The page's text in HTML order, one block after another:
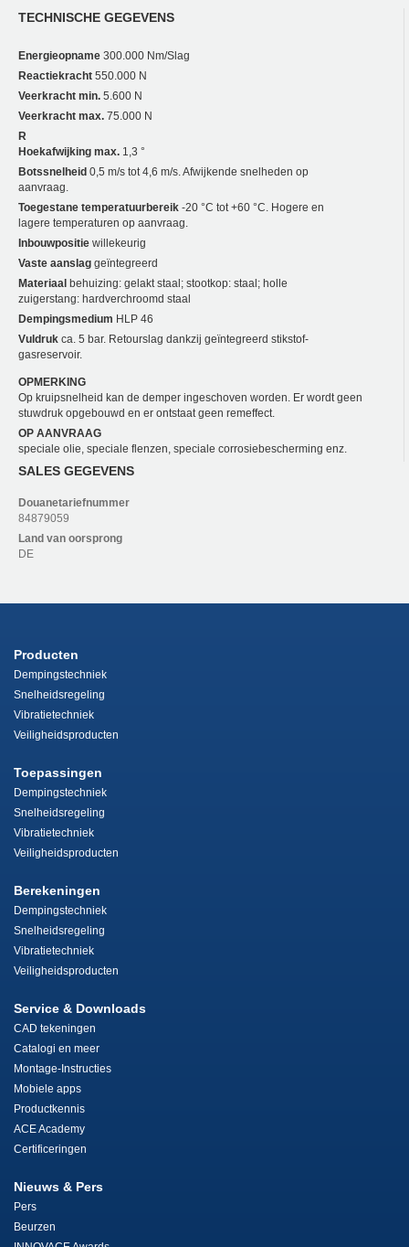
TECHNISCHE GEGEVENS
Energieopname 300.000 Nm/Slag
Reactiekracht 550.000 N
Veerkracht min. 5.600 N
Veerkracht max. 75.000 N
R
Hoekafwijking max. 1,3 °
Botssnelheid 0,5 m/s tot 4,6 m/s. Afwijkende snelheden op
aanvraag.
Toegestane temperatuurbereik -20 °C tot +60 °C. Hogere en
lagere temperaturen op aanvraag.
Inbouwpositie willekeurig
Vaste aanslag geïntegreerd
Materiaal behuizing: gelakt staal; stootkop: staal; holle
zuigerstang: hardverchroomd staal
Dempingsmedium HLP 46
Vuldruk ca. 5 bar. Retourslag dankzij geïntegreerd stikstof-
gasreservoir.
OPMERKING
Op kruipsnelheid kan de demper ingeschoven worden. Er wordt geen
stuwdruk opgebouwd en er ontstaat geen remeffect.
OP AANVRAAG
speciale olie, speciale flenzen, speciale corrosiebescherming enz.
SALES GEGEVENS
Douanetariefnummer
84879059
Land van oorsprong
DE
Producten
Dempingstechniek
Snelheidsregeling
Vibratietechniek
Veiligheidsproducten
Toepassingen
Dempingstechniek
Snelheidsregeling
Vibratietechniek
Veiligheidsproducten
Berekeningen
Dempingstechniek
Snelheidsregeling
Vibratietechniek
Veiligheidsproducten
Service & Downloads
CAD tekeningen
Catalogi en meer
Montage-Instructies
Mobiele apps
Productkennis
ACE Academy
Certificeringen
Nieuws & Pers
Pers
Beurzen